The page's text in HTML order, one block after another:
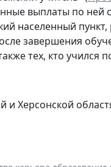
выплаты по ней
населенный
завершения
тех, кто
Херсонской